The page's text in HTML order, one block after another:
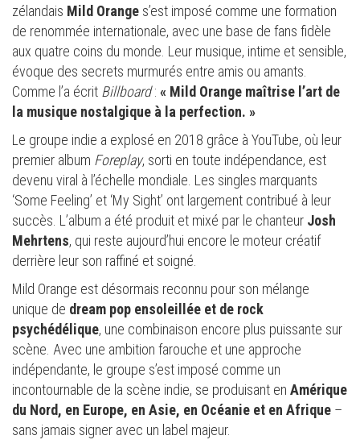
zélandais Mild Orange s’est imposé comme une formation
de renommée internationale, avec une base de fans fidèle
aux quatre coins du monde. Leur musique, intime et sensible,
évoque des secrets murmurés entre amis ou amants.
Comme l’a écrit Billboard: « Mild Orange maîtrise l’art de
la musique nostalgique à la perfection. »
Le groupe indie a explosé en 2018 grâce à YouTube, où leur
premier album Foreplay, sorti en toute indépendance, est
devenu viral à l’échelle mondiale. Les singles marquants
‘Some Feeling’ et ‘My Sight’ ont largement contribué à leur
succès. L’album a été produit et mixé par le chanteur Josh
Mehrtens, qui reste aujourd’hui encore le moteur créatif
derrière leur son raffiné et soigné.
Mild Orange est désormais reconnu pour son mélange
unique de dream pop ensoleillée et de rock
psychédélique, une combinaison encore plus puissante sur
scène. Avec une ambition farouche et une approche
indépendante, le groupe s’est imposé comme un
incontournable de la scène indie, se produisant en Amérique
du Nord, en Europe, en Asie, en Océanie et en Afrique –
sans jamais signer avec un label majeur.